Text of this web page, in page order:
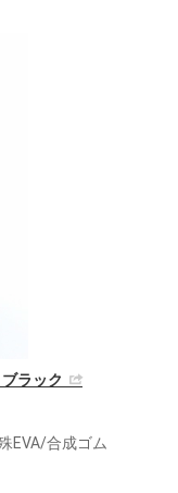
ラック
合成ゴム